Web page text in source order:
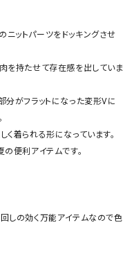
ットパーツをドッキングさせ
を持たせて存在感を出していま
分がフラットになった変形Vに
く着られる形になっています。
の便利アイテムです。
しの効く万能アイテムなので色